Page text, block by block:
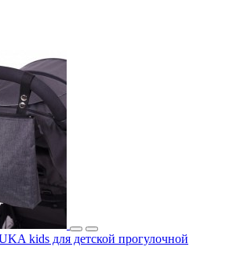
kids для детской прогулочной